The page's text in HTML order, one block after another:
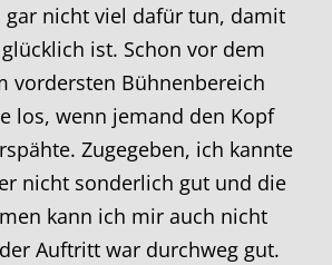
gar nicht viel dafür tun, damit
ist. Schon vor dem
vordersten Bühnenbereich
los, wenn jemand den Kopf
Zugegeben, ich kannte
nicht sonderlich gut und die
kann ich mir auch nicht
Auftritt war durchweg gut.